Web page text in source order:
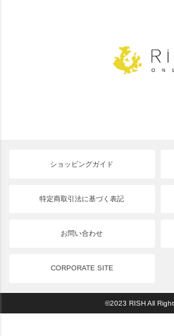
ショッピングガイド
特定商取引法に基づく表記
お問い合わせ
CORPORATE SITE
©2023 RISH All